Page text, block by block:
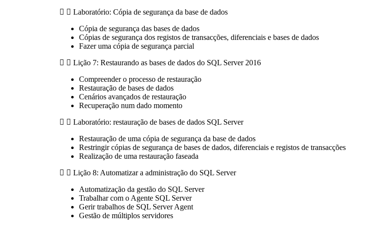
Laboratório: Cópia de segurança da base de dados
Cópia de segurança das bases de dados
Cópias de segurança dos registos de transacções, diferenciais e bases de dados
Fazer uma cópia de segurança parcial
Lição 7: Restaurando as bases de dados do SQL Server 2016
Compreender o processo de restauração
Restauração de bases de dados
Cenários avançados de restauração
Recuperação num dado momento
Laboratório: restauração de bases de dados SQL Server
Restauração de uma cópia de segurança da base de dados
Restringir cópias de segurança de bases de dados, diferenciais e registos de transacções
Realização de uma restauração faseada
Lição 8: Automatizar a administração do SQL Server
Automatização da gestão do SQL Server
Trabalhar com o Agente SQL Server
Gerir trabalhos de SQL Server Agent
Gestão de múltiplos servidores